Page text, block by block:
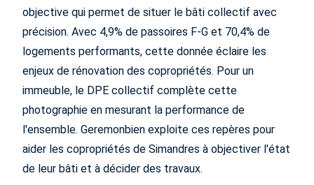
objective qui permet de situer le bâti collectif avec
précision. Avec 4,9% de passoires F-G et 70,4% de
logements performants, cette donnée éclaire les
enjeux de rénovation des copropriétés. Pour un
immeuble, le DPE collectif complète cette
photographie en mesurant la performance de
l'ensemble. Geremonbien exploite ces repères pour
aider les copropriétés de Simandres à objectiver l'état
de leur bâti et à décider des travaux.